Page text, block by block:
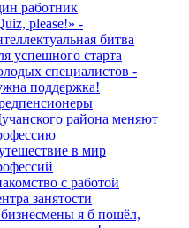
работник
please!» -
битва
успешного старта
специалистов -
поддержка!
района меняют
в мир
с работой
занятости
я б пошёл,